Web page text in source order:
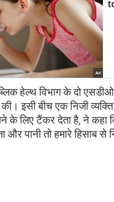
हेल्थ विभाग के दो
इसी बीच एक निजी
के लिए टैंकर देता है, ने कहा
और पानी तो हमारे हिसाब